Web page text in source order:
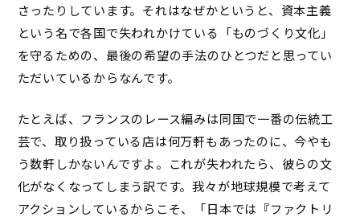
さったりしています。それはなぜかというと、資本主義
という名で各国で失われかけている「ものづくり文化」
を守るための、最後の希望の手法のひとつだと思ってい
ただいているからなんです。
たとえば、フランスのレース編みは同国で一番の伝統工
芸で、取り扱っている店は何万軒もあったのに、今やも
う数軒しかないんですよ。これが失われたら、彼らの文
化がなくなってしまう訳です。我々が地球規模で考えて
アクションしているからこそ、「日本では『ファクトリ